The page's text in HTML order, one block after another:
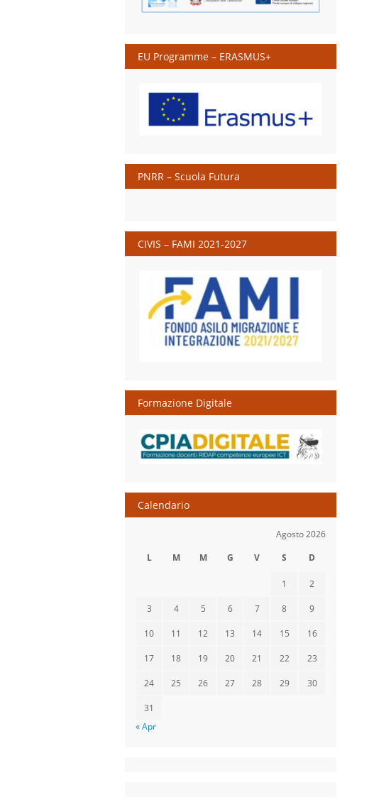
EU Programme – ERASMUS+
PNRR – Scuola Futura
CIVIS – FAMI 2021-2027
Formazione Digitale
Calendario
Agosto 2026
L
M M G V S D
1 2
3 4 5 6 7 8 9
10 11 12 13 14 15 16
17 18 19 20 21 22 23
24 25 26 27 28 29 30
31
« Apr